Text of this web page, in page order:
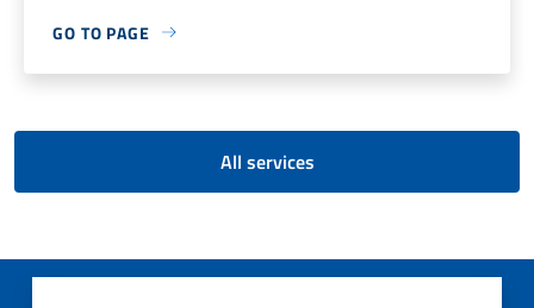
GO TO PAGE
All services